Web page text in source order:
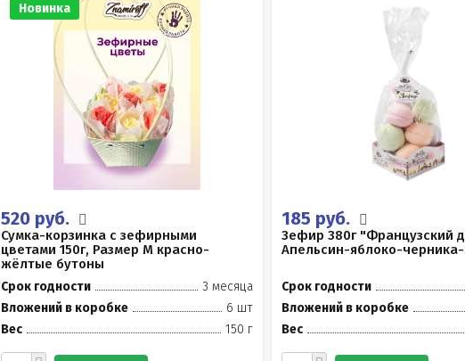
Новинка
520 руб.
Сумка-корзинка с зефирными
цветами 150г, Размер М красно-
жёлтые бутоны
Срок годности
3 месяца
Вложений в коробке
6 шт
Вес
150 г
185 руб.
Зефир 380г "Французский
Апельсин-яблоко-
Срок годности
Вложений в коробке
Вес